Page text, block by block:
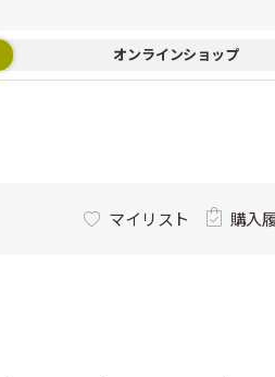
オンラインショップ
マイリスト 購入